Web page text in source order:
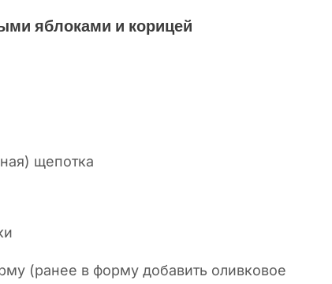
яблоками и корицей
щепотка
(ранее в форму добавить оливковое